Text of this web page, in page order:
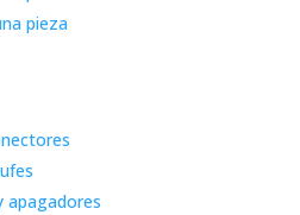
pieza
apagadores